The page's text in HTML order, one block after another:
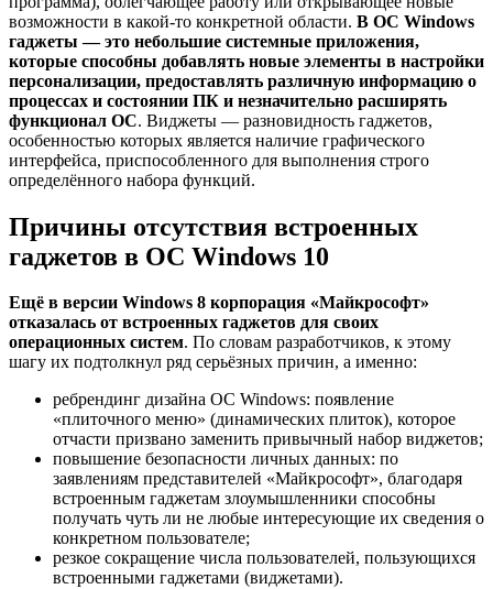
возможности в какой-то конкретной области. В ОС Windows
гаджеты — это небольшие системные приложения,
которые способны добавлять новые элементы в настройки
персонализации, предоставлять различную информацию о
процессах и состоянии ПК и незначительно расширять
функционал ОС. Виджеты — разновидность гаджетов,
особенностью которых является наличие графического
интерфейса, приспособленного для выполнения строго
определённого набора функций.
Причины отсутствия встроенных
гаджетов в ОС Windows 10
Ещё в версии Windows 8 корпорация «Майкрософт»
отказалась от встроенных гаджетов для своих
операционных систем. По словам разработчиков, к этому
шагу их подтолкнул ряд серьёзных причин, а именно:
ребрендинг дизайна ОС Windows: появление
«плиточного меню» (динамических плиток), которое
отчасти призвано заменить привычный набор виджетов;
повышение безопасности личных данных: по
заявлениям представителей «Майкрософт», благодаря
встроенным гаджетам злоумышленники способны
получать чуть ли не любые интересующие их сведения о
конкретном пользователе;
резкое сокращение числа пользователей, пользующихся
встроенными гаджетами (виджетами).